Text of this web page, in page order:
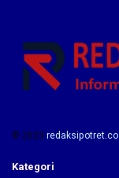
© 2023 redaksipotret.co
Kategori